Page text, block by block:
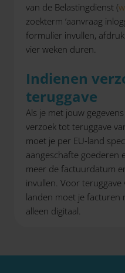
van de Belastingdienst (
zoekterm ‘aanvraag
formulier invullen,
vier weken duren.
Indienen
teruggave
Als je met jouw
verzoek tot teruggave
moet je per EU-land
aangeschafte goederen
meer de factuurdatum
invullen. Voor
landen moet je facturen
alleen digitaal.